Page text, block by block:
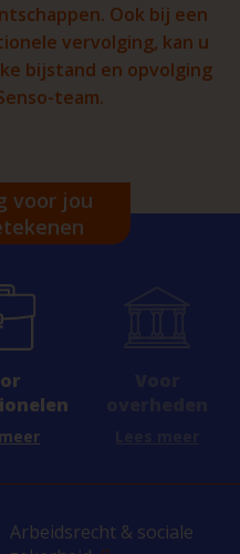
Ook bij een
vervolging, kan u
bijstand en opvolging
team.
voor jou
Arbeidsrecht & sociale